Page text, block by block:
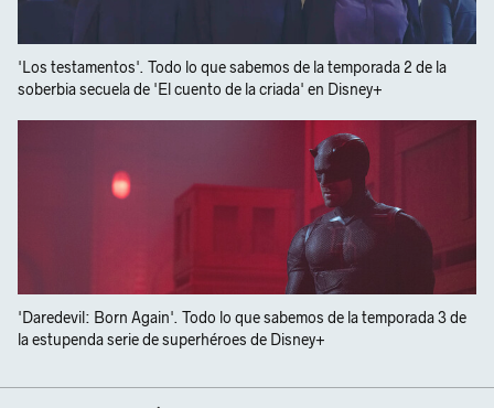
'Los testamentos'. Todo lo que sabemos de la temporada 2 de la
soberbia secuela de 'El cuento de la criada' en Disney+
'Daredevil: Born Again'. Todo lo que sabemos de la temporada 3 de
la estupenda serie de superhéroes de Disney+